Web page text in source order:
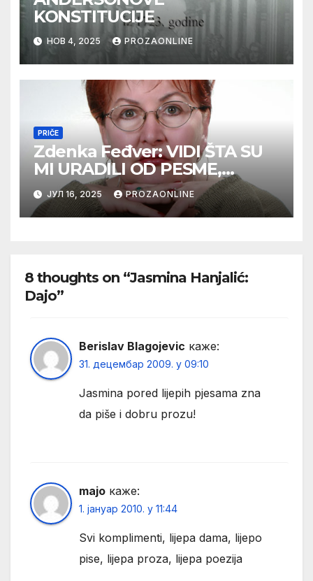
KONSTITUCIJE
НОВ 4, 2025 PROZAONLINE
PRIČE
Zdenka Feđver: VIDI ŠTA SU
MI URADILI OD PESME,
MAMA*
ЈУЛ 16, 2025 PROZAONLINE
8 thoughts on “Jasmina Hanjalić:
Dajo”
Berislav Blagojevic каже:
31. децембар 2009. у 09:10
Jasmina pored lijepih pjesama zna
da piše i dobru prozu!
majo каже:
1. јануар 2010. у 11:44
Svi komplimenti, lijepa dama, lijepo
pise, lijepa proza, lijepa poezija